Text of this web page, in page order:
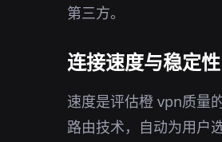
第三方。
连接速度与稳定性
速度是评估橙 vpn质量
路由技术，自动为用户